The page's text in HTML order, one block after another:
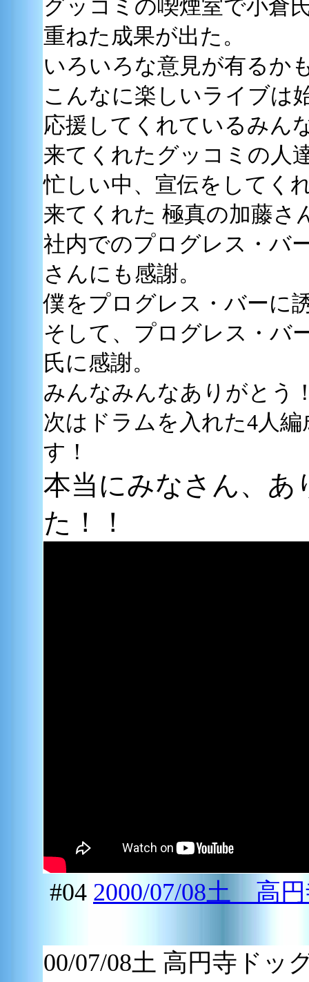
グッコミの喫煙室で小倉
重ねた成果が出た。
いろいろな意見が有るか
こんなに楽しいライブは
応援してくれているみん
来てくれたグッコミの人
忙しい中、宣伝をしてく
来てくれた 極真の加藤さ
社内でのプログレス・バ
さんにも感謝。
僕をプログレス・バーに
そして、プログレス・バ
氏に感謝。
みんなみんなありがとう
次はドラムを入れた4人
す！
本当にみなさん、あ
た！！
#04 2000/07/08土 高
00/07/08土 高円寺ドッ